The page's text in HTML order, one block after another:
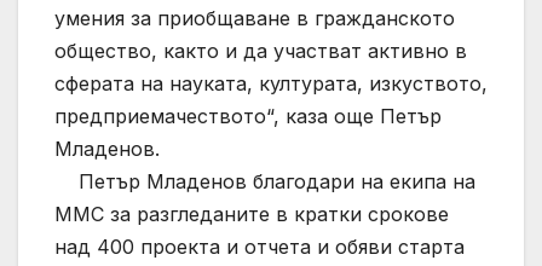
умения за приобщаване в гражданското
общество, както и да участват активно в
сферата на науката, културата, изкуството,
предприемачеството“, каза още Петър
Младенов.
Петър Младенов благодари на екипа на
ММС за разгледаните в кратки срокове
над 400 проекта и отчета и обяви старта